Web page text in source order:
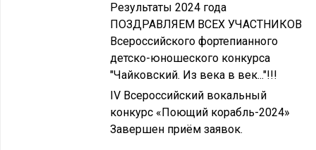
Результаты 2024 года
ПОЗДРАВЛЯЕМ ВСЕХ УЧАСТНИКОВ
Всероссийского фортепианного
детско-юношеского конкурса
"Чайковский. Из века в век..."!!!
IV Всероссийский вокальный
конкурс «Поющий корабль-2024»
Завершен приём заявок.